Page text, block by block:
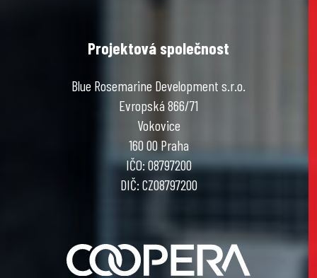
Projektová společnost
Blue Rosemarine Development s.r.o.
Evropská 866/71
Vokovice
160 00 Praha
IČO: 08797200
DIČ: CZ08797200